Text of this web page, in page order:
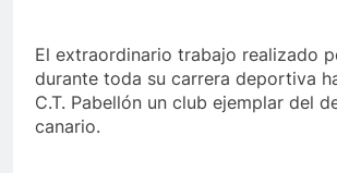
El extraordinario trabajo realizado
durante toda su carrera deportiva
C.T. Pabellón un club ejemplar del
canario.